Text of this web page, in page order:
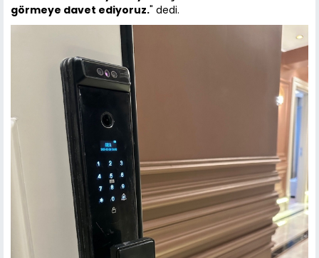
görmeye davet ediyoruz." dedi.